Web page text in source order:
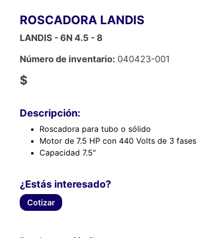
ROSCADORA LANDIS
LANDIS - 6N 4.5 - 8
Número de inventario: 040423-001
$
Descripción:
Roscadora para tubo o sólido
Motor de 7.5 HP con 440 Volts de 3 fases
Capacidad 7.5"
¿Estás interesado?
Cotizar